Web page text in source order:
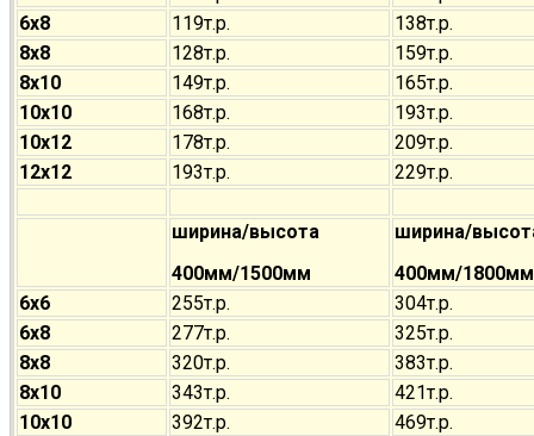
6х8
119т.р.
138т.р.
8х8
128т.р.
159т.р.
8х10
149т.р.
165т.р.
10х10
168т.р.
193т.р.
10х12
178т.р.
209т.р.
12х12
193т.р. 229т.р.
ширина/высота
400мм/1500мм
ширина/
400мм/1800мм
6х6
255т.р.
304т.р.
6х8
277т.р.
325т.р.
8х8
320т.р.
383т.р.
8х10
343т.р.
421т.р.
10х10
392т.р.
469т.р.